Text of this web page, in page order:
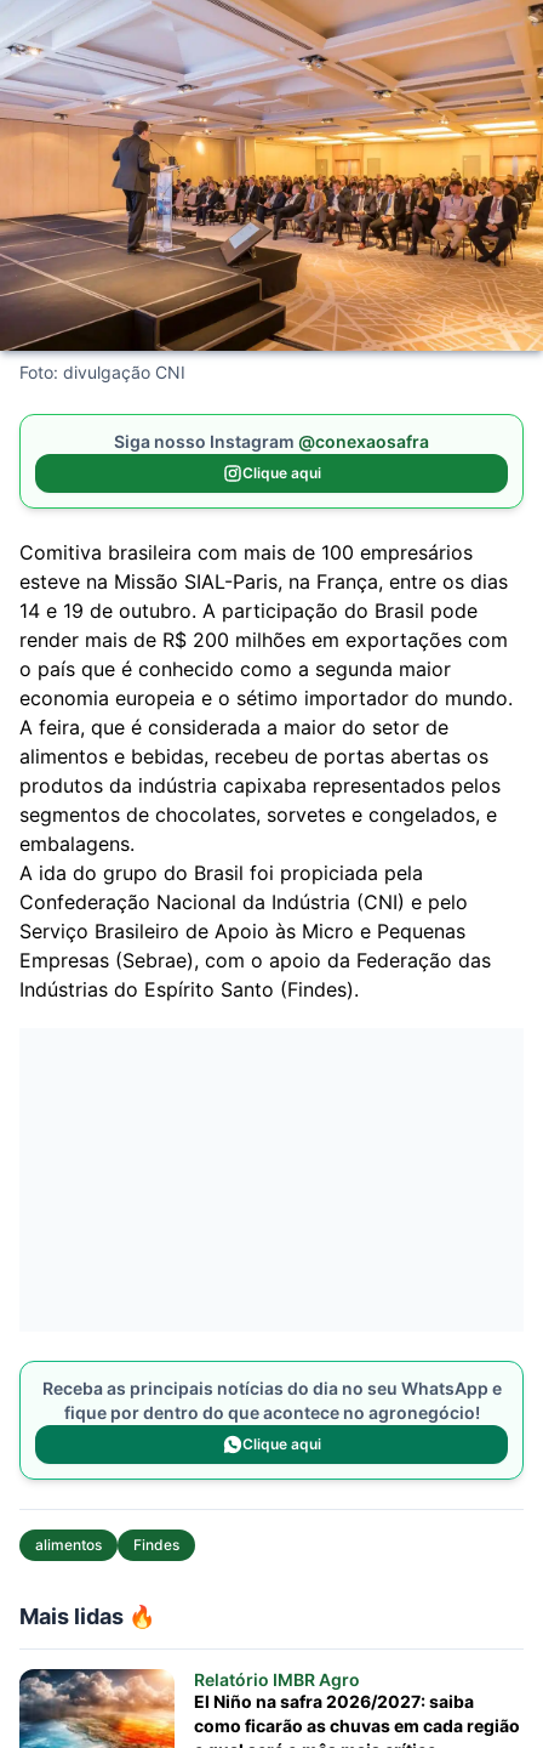
Mais lidas 🔥
Relatório IMBR Agro
El Niño na safra 2026/2027: saiba
como ficarão as chuvas em cada região
Foto: divulgação CNI
Siga nosso Instagram @conexaosafra
Clique aqui
Comitiva brasileira com mais de 100 empresários
esteve na Missão SIAL-Paris, na França, entre os dias
14 e 19 de outubro. A participação do Brasil pode
render mais de R$ 200 milhões em exportações com
o país que é conhecido como a segunda maior
economia europeia e o sétimo importador do mundo.
A feira, que é considerada a maior do setor de
alimentos e bebidas, recebeu de portas abertas os
produtos da indústria capixaba representados pelos
segmentos de chocolates, sorvetes e congelados, e
embalagens.
A ida do grupo do Brasil foi propiciada pela
Confederação Nacional da Indústria (CNI) e pelo
Serviço Brasileiro de Apoio às Micro e Pequenas
Empresas (Sebrae), com o apoio da Federação das
Indústrias do Espírito Santo (Findes).
Receba as principais notícias do dia no seu WhatsApp e
fique por dentro do que acontece no agronegócio!
Clique aqui
alimentos Findes